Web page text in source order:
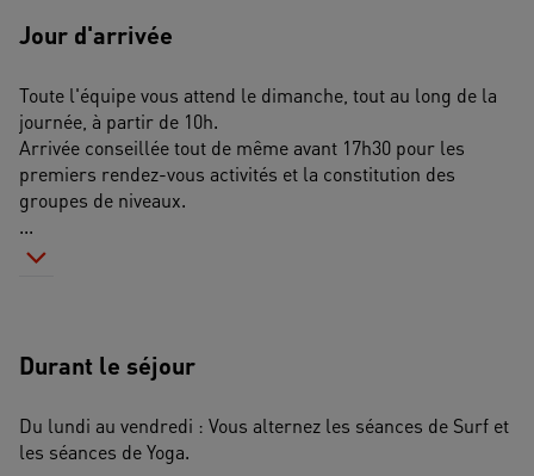
Jour d'arrivée
Toute l'équipe vous attend le dimanche, tout au long de la
journée, à partir de 10h.
Arrivée conseillée tout de même avant 17h30 pour les
premiers rendez-vous activités et la constitution des
groupes de niveaux.
...
Durant le séjour
Du lundi au vendredi : Vous alternez les séances de Surf et
les séances de Yoga.